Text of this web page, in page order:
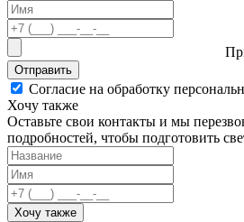
Отправить
Согласие на обработку
Хочу также
Оставьте свои контакты и мы
подробностей, чтобы подготовить
Хочу также